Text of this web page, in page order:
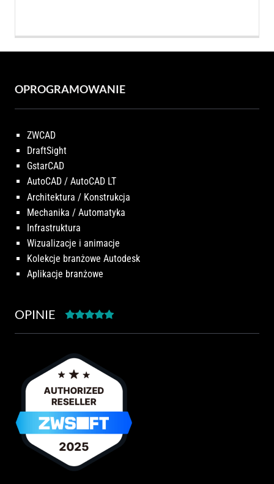
OPROGRAMOWANIE
ZWCAD
DraftSight
GstarCAD
AutoCAD / AutoCAD LT
Architektura / Konstrukcja
Mechanika / Automatyka
Infrastruktura
Wizualizacje i animacje
Kolekcje branżowe Autodesk
Aplikacje branżowe
OPINIE